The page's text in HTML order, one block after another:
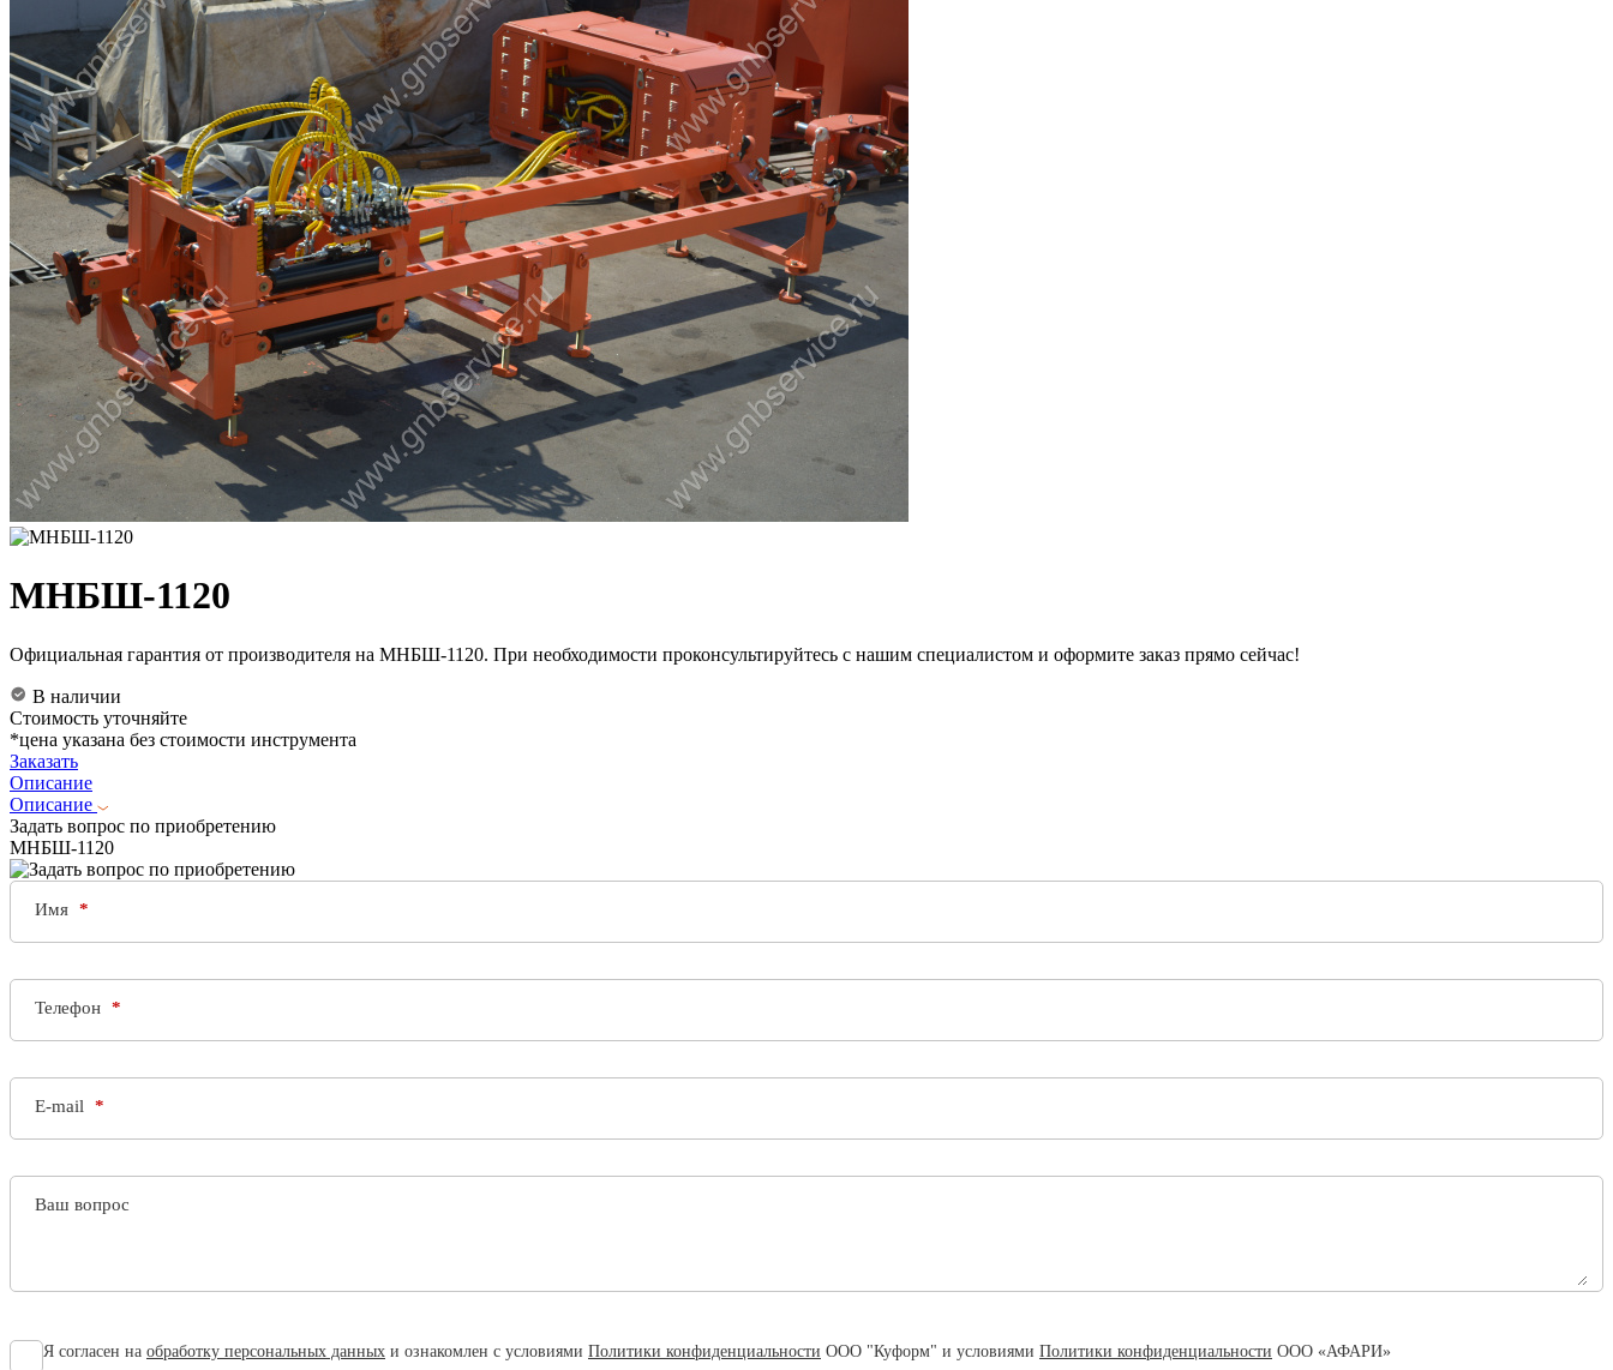
МНБШ-1120
Официальная гарантия от производителя на МНБШ-1120. При необходимости проконсультируйтесь с нашим специалистом и оформите заказ прямо сейчас!
В наличии
Стоимость уточняйте
*цена указана без стоимости инструмента
Заказать
Описание
Описание
Задать вопрос по приобретению
МНБШ-1120
Имя
Телефон
E-mail
Ваш вопрос
Я согласен на обработку персональных данных и ознакомлен с условиями Политики конфиденциальности ООО "Куформ" и условиями Политики конфиденциальности ООО «АФАРИ»